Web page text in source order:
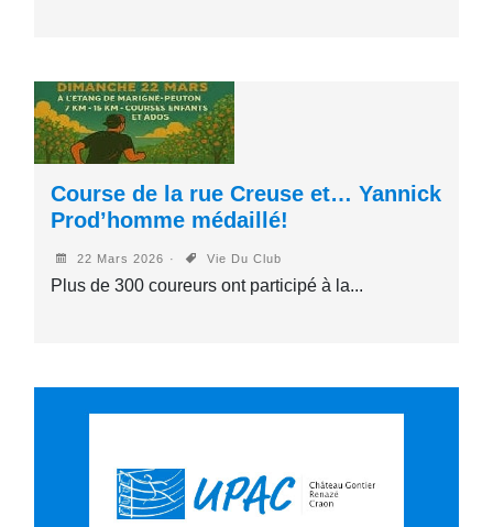
Course de la rue Creuse et… Yannick
Prod’homme médaillé!
22 Mars 2026 Vie Du Club
Plus de 300 coureurs ont participé à la...